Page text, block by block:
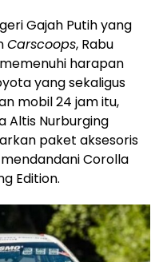
Gajah Putih yang
Carscoops, Rabu
harapan
yang sekaligus
mobil 24 jam itu,
Altis Nurburging
paket aksesoris
Corolla
Edition.